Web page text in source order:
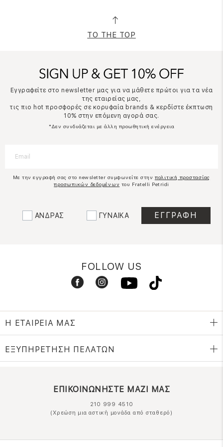
TO THE TOP
Εγγραφείτε στο newsletter μας για να μάθετε πρώτοι για τα νέα
της εταιρείας μας,
τις πιο hot προσφορές σε κορυφαία brands & κερδίστε έκπτωση
10% στην επόμενη αγορά σας.
*Δεν συνδυάζεται με άλλη προωθητική ενέργεια
Με την εγγραφή σας στο newsletter συμφωνείτε στην πολιτική προστασίας
προσωπικών δεδομένων του Fratelli Petridi
ΑΝΔΡΑΣ ΓΥΝΑΙΚΑ
FOLLOW US
Η ΕΤΑΙΡΕΙΑ ΜΑΣ
ΕΞΥΠΗΡΕΤΗΣΗ ΠΕΛΑΤΩΝ
ΕΠΙΚΟΙΝΩΝΗΣΤΕ ΜΑΖΙ ΜΑΣ
210 999 4510
(Χρεώση μια αστική μονάδα από σταθερό)